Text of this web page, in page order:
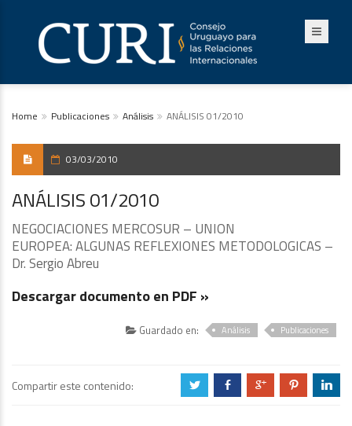
Home Publicaciones Análisis ANÁLISIS 01/2010
03/03/2010
ANÁLISIS 01/2010
NEGOCIACIONES MERCOSUR – UNION
EUROPEA: ALGUNAS REFLEXIONES METODOLOGICAS –
Dr. Sergio Abreu
Descargar documento en PDF »
Guardado en: Análisis Publicaciones
Compartir este contenido: a b c d j